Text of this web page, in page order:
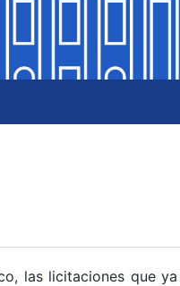
las licitaciones que